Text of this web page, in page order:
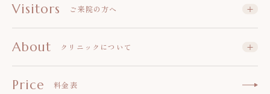
Visitors ご来院の方へ
About クリニックについて
Price 料金表